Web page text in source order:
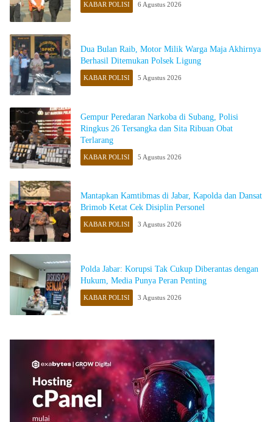
KABAR POLISI 6 Agustus 2026
Dua Bulan Raib, Motor Milik Warga Maja Akhirnya
Berhasil Ditemukan Polsek Ligung
KABAR POLISI 5 Agustus 2026
Gempur Peredaran Narkoba di Subang, Polisi
Ringkus 26 Tersangka dan Sita Ribuan Obat
Terlarang
KABAR POLISI 5 Agustus 2026
Mantapkan Kamtibmas di Jabar, Kapolda dan Dansat
Brimob Ketat Cek Disiplin Personel
KABAR POLISI 3 Agustus 2026
Polda Jabar: Korupsi Tak Cukup Diberantas dengan
Hukum, Media Punya Peran Penting
KABAR POLISI 3 Agustus 2026